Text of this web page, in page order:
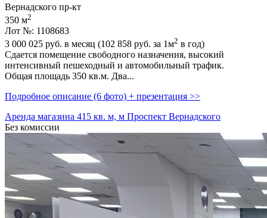
Вернадского пр-кт
350 м2
Лот №: 1108683
3 000 025 руб. в месяц (102 858 руб. за 1м2 в год)
Сдается помещение свободного назначения,­ высокий
интенсивный пешеходный и автомобильный трафик.
Общая площадь 350 кв.м. Два...
Подробное описание (6 фото) + презентация >>
Аренда магазина 415 кв. м, м Проспект Вернадского
Без комиссии